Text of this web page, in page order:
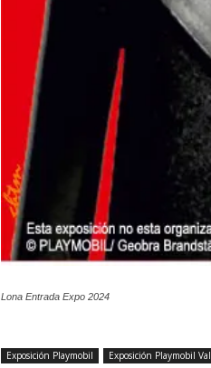
Lona Entrada Expo 2024
Exposición Playmobil Exposición Playmobil